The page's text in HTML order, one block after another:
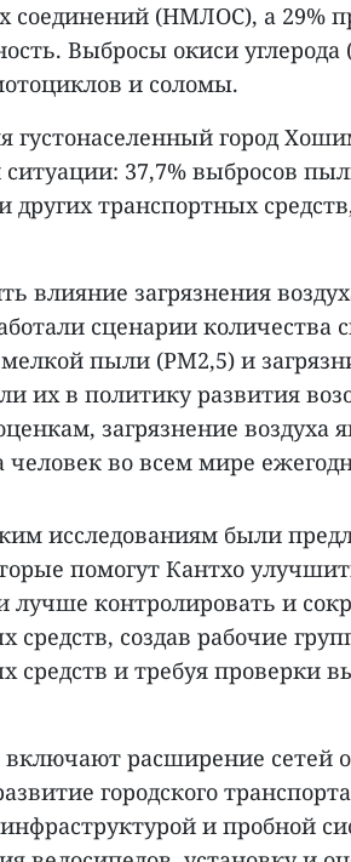
соединений (НМЛОС), а 29%
Выбросы окиси углерода
и соломы.
густонаселенный город
37,7% выбросов
других транспортных
влияние загрязнения
сценарии количества
пыли (PM2,5) и
их в политику развития
загрязнение воздуха
человек во всем мире
исследованиям были
помогут Кантхо
лучше контролировать и
средств, создав рабочие
средств и требуя проверки
расширение сетей
городского
и пробной